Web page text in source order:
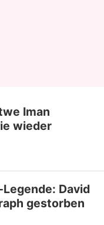
Iman
wieder
David
gestorben